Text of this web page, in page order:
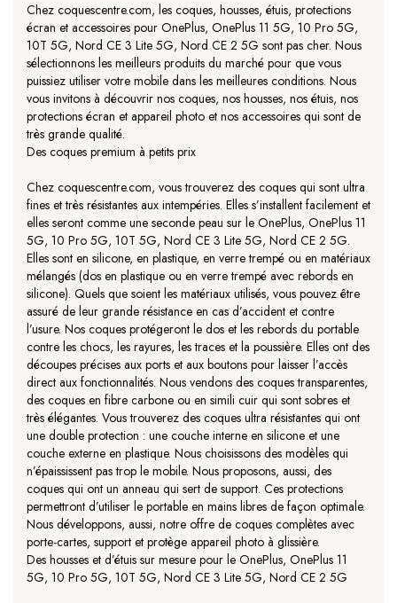
Chez coquescentre.com, les coques, housses, étuis, protections
écran et accessoires pour OnePlus, OnePlus 11 5G, 10 Pro 5G,
10T 5G, Nord CE 3 Lite 5G, Nord CE 2 5G sont pas cher. Nous
sélectionnons les meilleurs produits du marché pour que vous
puissiez utiliser votre mobile dans les meilleures conditions. Nous
vous invitons à découvrir nos coques, nos housses, nos étuis, nos
protections écran et appareil photo et nos accessoires qui sont de
très grande qualité.
Des coques premium à petits prix
Chez coquescentre.com, vous trouverez des coques qui sont ultra
fines et très résistantes aux intempéries. Elles s’installent facilement et
elles seront comme une seconde peau sur le OnePlus, OnePlus 11
5G, 10 Pro 5G, 10T 5G, Nord CE 3 Lite 5G, Nord CE 2 5G.
Elles sont en silicone, en plastique, en verre trempé ou en matériaux
mélangés (dos en plastique ou en verre trempé avec rebords en
silicone). Quels que soient les matériaux utilisés, vous pouvez être
assuré de leur grande résistance en cas d’accident et contre
l’usure. Nos coques protégeront le dos et les rebords du portable
contre les chocs, les rayures, les traces et la poussière. Elles ont des
découpes précises aux ports et aux boutons pour laisser l’accès
direct aux fonctionnalités. Nous vendons des coques transparentes,
des coques en fibre carbone ou en simili cuir qui sont sobres et
très élégantes. Vous trouverez des coques ultra résistantes qui ont
une double protection : une couche interne en silicone et une
couche externe en plastique. Nous choisissons des modèles qui
n’épaississent pas trop le mobile. Nous proposons, aussi, des
coques qui ont un anneau qui sert de support. Ces protections
permettront d’utiliser le portable en mains libres de façon optimale.
Nous développons, aussi, notre offre de coques complètes avec
porte-cartes, support et protège appareil photo à glissière.
Des housses et d’étuis sur mesure pour le OnePlus, OnePlus 11
5G, 10 Pro 5G, 10T 5G, Nord CE 3 Lite 5G, Nord CE 2 5G